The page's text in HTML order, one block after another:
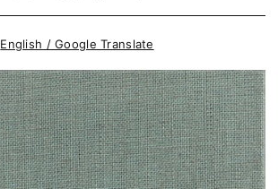
English / Google Translate